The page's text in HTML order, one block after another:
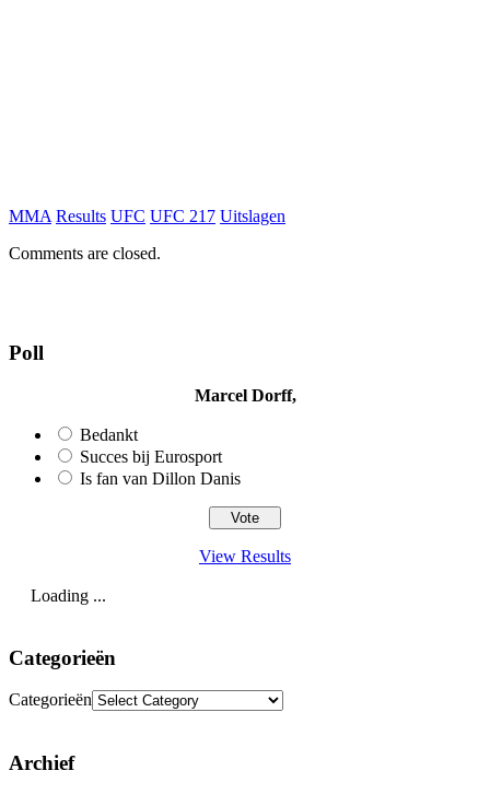
MMA Results UFC UFC 217 Uitslagen
Comments are closed.
Poll
Marcel Dorff,
Bedankt
Succes bij Eurosport
Is fan van Dillon Danis
View Results
Loading ...
Categorieën
Categorieën
Archief